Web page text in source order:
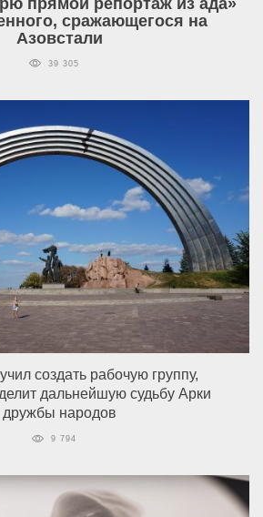
сражающегося на
Азовстали
39 305
создать рабочую группу,
дальнейшую судьбу Арки
дружбы народов
9 794